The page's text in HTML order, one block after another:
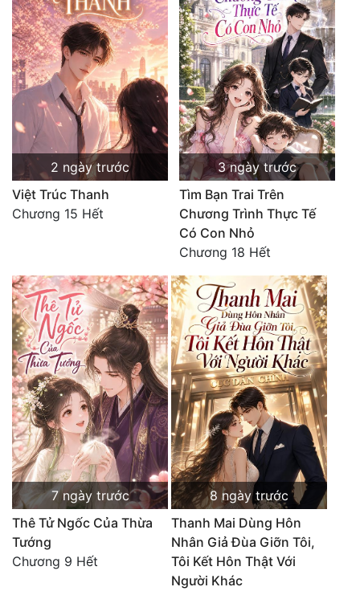
2 ngày trước
Việt Trúc Thanh
Chương 15 Hết
3 ngày trước
Tìm Bạn Trai Trên
Chương Trình Thực Tế
Có Con Nhỏ
Chương 18 Hết
7 ngày trước
Thê Tử Ngốc Của Thừa
Tướng
Chương 9 Hết
8 ngày trước
Thanh Mai Dùng Hôn
Nhân Giả Đùa Giỡn Tôi,
Tôi Kết Hôn Thật Với
Người Khác